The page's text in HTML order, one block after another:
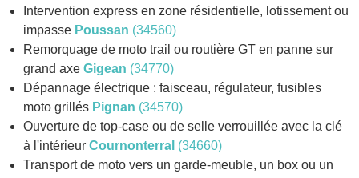
Intervention express en zone résidentielle, lotissement ou
impasse Poussan (34560)
Remorquage de moto trail ou routière GT en panne sur
grand axe Gigean (34770)
Dépannage électrique : faisceau, régulateur, fusibles
moto grillés Pignan (34570)
Ouverture de top-case ou de selle verrouillée avec la clé
à l'intérieur Cournonterral (34660)
Transport de moto vers un garde-meuble, un box ou un